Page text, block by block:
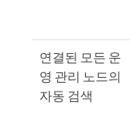
연결된 모든 운
영 관리 노드의
자동 검색